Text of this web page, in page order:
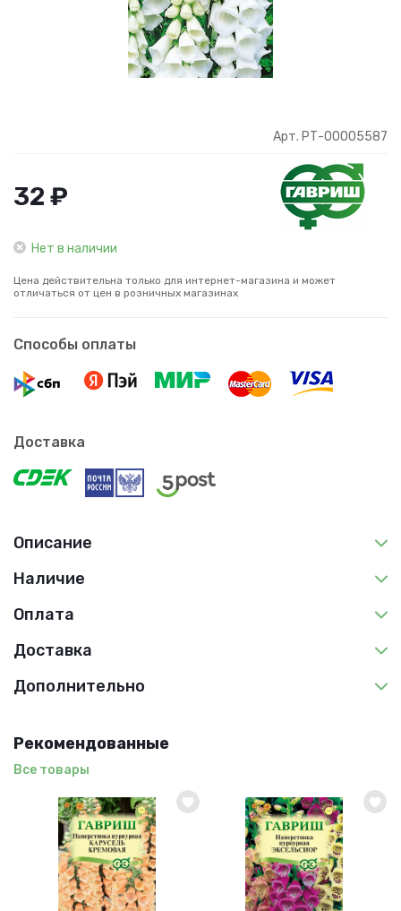
Арт. РТ-00005587
32 ₽
Нет в наличии
Цена действительна только для интернет-магазина и может
отличаться от цен в розничных магазинах
Способы оплаты
Доставка
Описание
Наличие
Оплата
Доставка
Дополнительно
Рекомендованные
Все товары